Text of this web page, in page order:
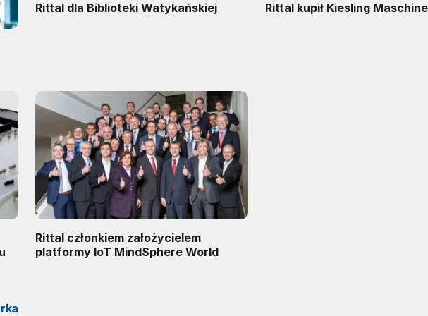
Rittal dla Biblioteki Watykańskiej Rittal kupił Kiesling
Rittal członkiem założycielem
platformy IoT MindSphere World